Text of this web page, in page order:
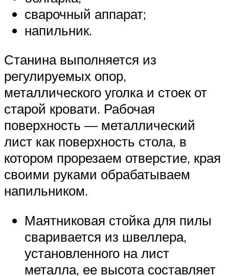
сварочный аппарат;
напильник.
Станина выполняется из
регулируемых опор,
металлического уголка и стоек от
старой кровати. Рабочая
поверхность — металлический
лист как поверхность стола, в
котором прорезаем отверстие, края
своими руками обрабатываем
напильником.
Маятниковая стойка для пилы
сваривается из швеллера,
установленного на лист
металла, ее высота составляет